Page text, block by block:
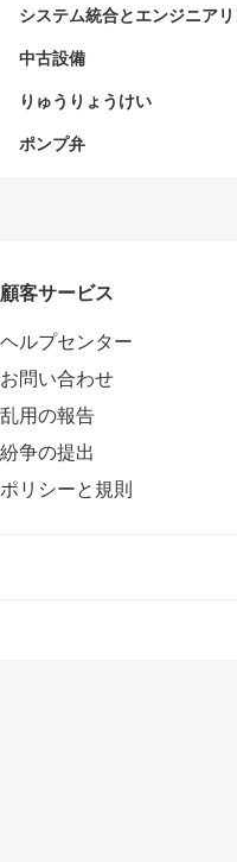
システム統合とエンジニア
中古設備
りゅうりょうけい
ポンプ弁
顧客サービス
ヘルプセンター
お問い合わせ
乱用の報告
紛争の提出
ポリシーと規則